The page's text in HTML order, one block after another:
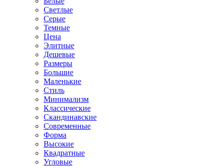
Светлые
Серые
Темные
Цена
Элитные
Дешевые
Размеры
Большие
Маленькие
Стиль
Минимализм
Классические
Скандинавские
Современные
Форма
Высокие
Квадратные
Угловые